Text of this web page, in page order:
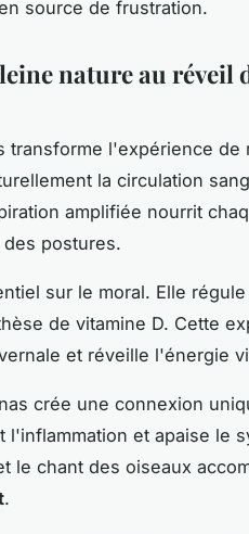
source de frustration.
nature au réveil
transforme l'expérience de
la circulation
amplifiée nourrit
postures.
sur le moral. Elle régule
de vitamine D. Cette
et réveille l'énergie
crée une connexion
et apaise le
le chant des oiseaux
.